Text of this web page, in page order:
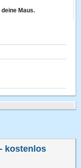
Maus.
- kostenlos